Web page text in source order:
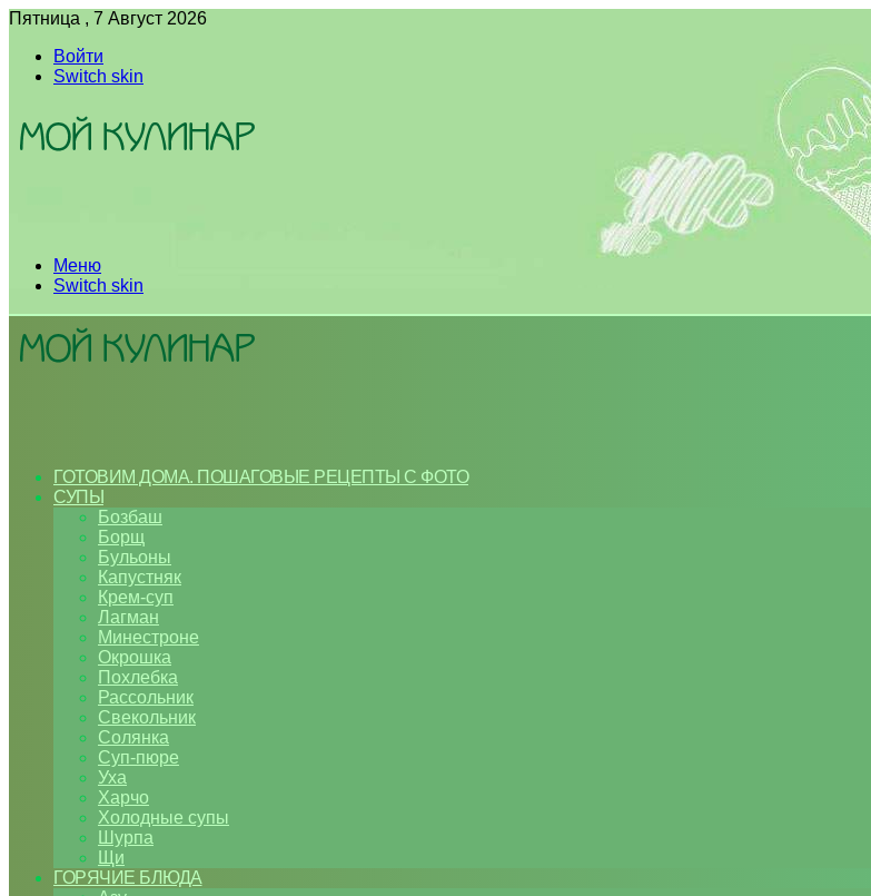
Пятница , 7 Август 2026
Войти
Switch skin
Меню
Switch skin
ГОТОВИМ ДОМА. ПОШАГОВЫЕ РЕЦЕПТЫ С ФОТО
СУПЫ
Бозбаш
Борщ
Бульоны
Капустняк
Крем-суп
Лагман
Минестроне
Окрошка
Похлебка
Рассольник
Свекольник
Солянка
Суп-пюре
Уха
Харчо
Холодные супы
Шурпа
Щи
ГОРЯЧИЕ БЛЮДА